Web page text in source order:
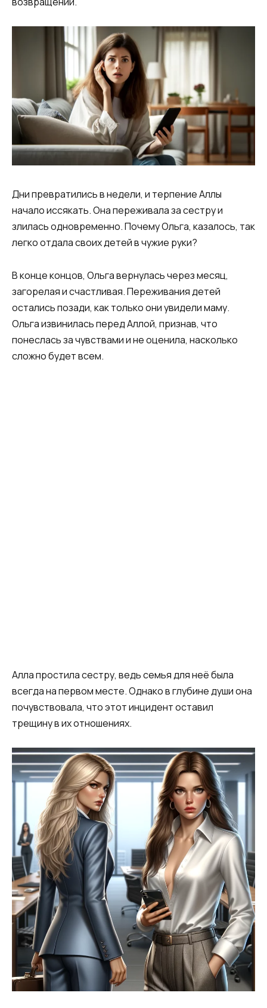
Дни превратились в недели, и терпение Аллы
начало иссякать. Она переживала за сестру и
злилась одновременно. Почему Ольга, казалось, так
легко отдала своих детей в чужие руки?
В конце концов, Ольга вернулась через месяц,
загорелая и счастливая. Переживания детей
остались позади, как только они увидели маму.
Ольга извинилась перед Аллой, признав, что
понеслась за чувствами и не оценила, насколько
сложно будет всем.
Алла простила сестру, ведь семья для неё была
всегда на первом месте. Однако в глубине души она
почувствовала, что этот инцидент оставил
трещину в их отношениях.